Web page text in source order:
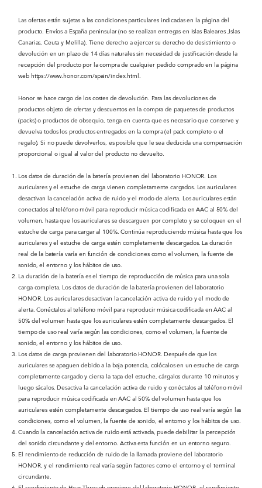
Las ofertas están sujetas a las condiciones particulares indicadas en la página del
producto. Envíos a España peninsular (no se realizan entregas en Islas Baleares ,Islas
Canarias, Ceuta y Melilla). Tiene derecho a ejercer su derecho de desistimiento o
devolución en un plazo de 14 días naturales sin necesidad de justificación desde la
recepción del producto por la compra de cualquier pedido comprado en la página
web https://www.honor.com/spain/index.html.
Honor se hace cargo de los costes de devolución. Para las devoluciones de
productos objeto de ofertas y descuentos en la compra de paquetes de productos
(packs) o productos de obsequio, tenga en cuenta que es necesario que conserve y
devuelva todos los productos entregados en la compra (el pack completo o el
regalo). Si no puede devolverlos, es posible que le sea deducida una compensación
proporcional o igual al valor del producto no devuelto.
Los datos de duración de la batería provienen del laboratorio HONOR. Los
auriculares y el estuche de carga vienen completamente cargados. Los auriculares
desactivan la cancelación activa de ruido y el modo de alerta. Los auriculares están
conectados al teléfono móvil para reproducir música codificada en AAC al 50% del
volumen, hasta que los auriculares se descarguen por completo y se coloquen en el
estuche de carga para cargar al 100%. Continúa reproduciendo música hasta que los
auriculares y el estuche de carga estén completamente descargados. La duración
real de la batería varía en función de condiciones como el volumen, la fuente de
sonido, el entorno y los hábitos de uso.
La duración de la batería es el tiempo de reproducción de música para una sola
carga completa. Los datos de duración de la batería provienen del laboratorio
HONOR. Los auriculares desactivan la cancelación activa de ruido y el modo de
alerta. Conéctalos al teléfono móvil para reproducir música codificada en AAC al
50% del volumen hasta que los auriculares estén completamente descargados. El
tiempo de uso real varía según las condiciones, como el volumen, la fuente de
sonido, el entorno y los hábitos de uso.
Los datos de carga provienen del laboratorio HONOR. Después de que los
auriculares se apaguen debido a la baja potencia, colócalos en un estuche de carga
completamente cargado y cierra la tapa del estuche, cárgalos durante 10 minutos y
luego sácalos. Desactiva la cancelación activa de ruido y conéctalos al teléfono móvil
para reproducir música codificada en AAC al 50% del volumen hasta que los
auriculares estén completamente descargados. El tiempo de uso real varía según las
condiciones, como el volumen, la fuente de sonido, el entorno y los hábitos de uso.
Cuando la cancelación activa de ruido está activada, puede debilitar la percepción
del sonido circundante y del entorno. Activa esta función en un entorno seguro.
El rendimiento de reducción de ruido de la llamada proviene del laboratorio
HONOR, y el rendimiento real varía según factores como el entorno y el terminal
circundante.